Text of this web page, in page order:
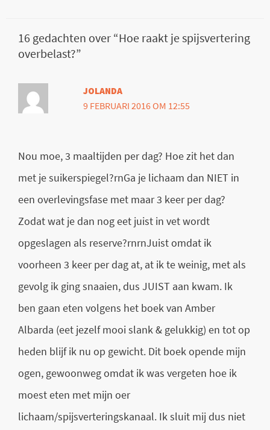
16 gedachten over “Hoe raakt je spijsvertering
overbelast?”
JOLANDA
9 FEBRUARI 2016 OM 12:55
Nou moe, 3 maaltijden per dag? Hoe zit het dan
met je suikerspiegel?rnGa je lichaam dan NIET in
een overlevingsfase met maar 3 keer per dag?
Zodat wat je dan nog eet juist in vet wordt
opgeslagen als reserve?rnrnJuist omdat ik
voorheen 3 keer per dag at, at ik te weinig, met als
gevolg ik ging snaaien, dus JUIST aan kwam. Ik
ben gaan eten volgens het boek van Amber
Albarda (eet jezelf mooi slank & gelukkig) en tot op
heden blijf ik nu op gewicht. Dit boek opende mijn
ogen, gewoonweg omdat ik was vergeten hoe ik
moest eten met mijn oer
lichaam/spijsverteringskanaal. Ik sluit mij dus niet